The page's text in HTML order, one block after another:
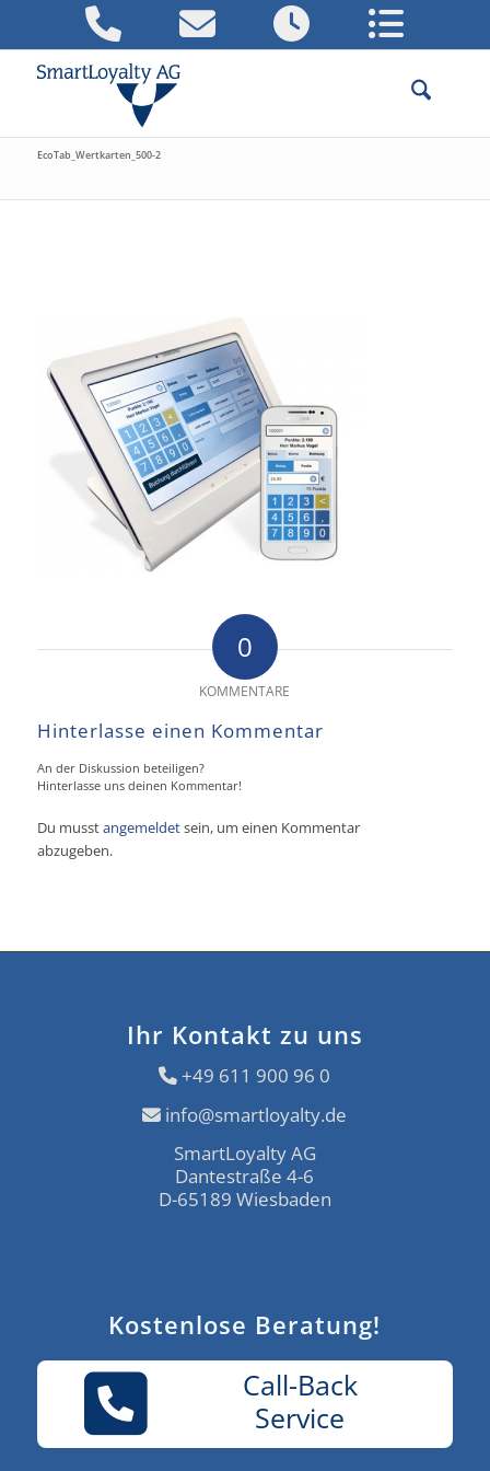
EcoTab_Wertkarten_500-2
0
KOMMENTARE
Hinterlasse einen Kommentar
An der Diskussion beteiligen?
Hinterlasse uns deinen Kommentar!
Du musstangemeldetsein, um einen Kommentar
abzugeben.
Ihr Kontakt zu uns
+49 611 900 96 0
info@smartloyalty.de
SmartLoyalty AG
Dantestraße 4-6
D-65189 Wiesbaden
Kostenlose Beratung!
Call-Back
Service